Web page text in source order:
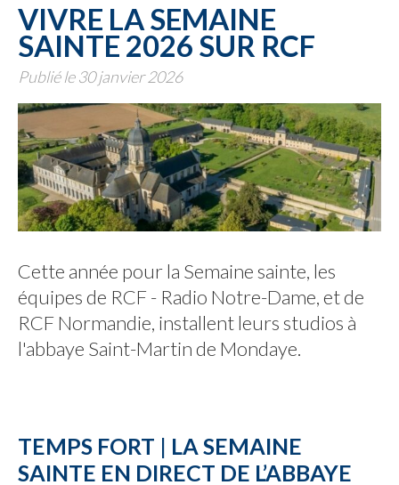
VIVRE LA SEMAINE
SAINTE 2026 SUR RCF
Publié le 30 janvier 2026
Cette année pour la Semaine sainte, les
équipes de RCF - Radio Notre-Dame, et de
RCF Normandie, installent leurs studios à
l'abbaye Saint-Martin de Mondaye.
TEMPS FORT | LA SEMAINE
SAINTE EN DIRECT DE L’ABBAYE